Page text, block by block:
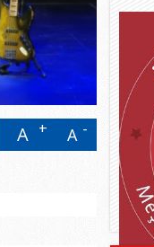
A A